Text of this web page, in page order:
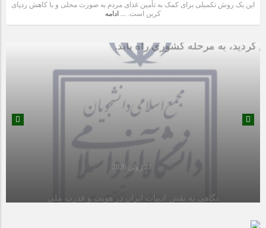
این یک روش تکمیلی برای کمک به تأمین غذای مردم به صورت محلی و با کاهش ردپای
کربن است. ... ادامه
گردید، به مرحله کشوری راه یابد.